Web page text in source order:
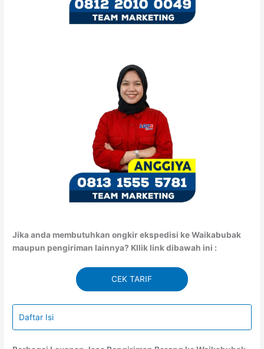
Jika anda membutuhkan ongkir ekspedisi ke Waikabubak
maupun pengiriman lainnya? Kllik link dibawah ini :
CEK TARIF
Daftar Isi